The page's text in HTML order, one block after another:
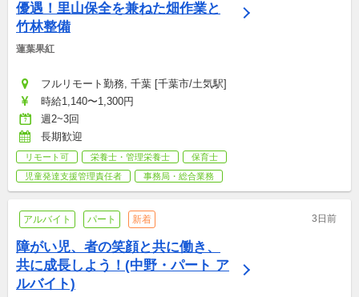
優遇！里山保全を兼ねた畑作業と
竹林整備
蓮葉果紅
フルリモート勤務, 千葉 [千葉市/土気駅]
時給1,140〜1,300円
週2~3回
長期歓迎
リモート可 栄養士・管理栄養士
保育士
児童発達支援管理責任者
事務局・総合業務
アルバイト パート 新着 3日前
障がい児、者の笑顔と共に働き、
共に成長しよう！(中野・パート ア
ルバイト)